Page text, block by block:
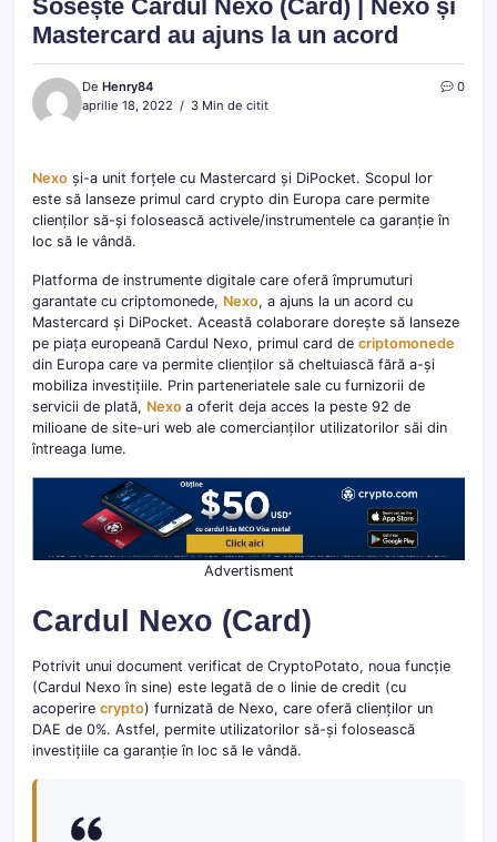
Sosește Cardul Nexo (Card) | Nexo și
Mastercard au ajuns la un acord
De Henry84
aprilie 18, 2022
3 Min de citit
0
Nexo și-a unit forțele cu Mastercard și DiPocket. Scopul lor
este să lanseze primul card crypto din Europa care permite
clienților să-și folosească activele/instrumentele ca garanție în
loc să le vândă.
Platforma de instrumente digitale care oferă împrumuturi
garantate cu criptomonede, Nexo, a ajuns la un acord cu
Mastercard și DiPocket. Această colaborare dorește să lanseze
pe piața europeană Cardul Nexo, primul card de criptomonede
din Europa care va permite clienților să cheltuiască fără a-și
mobiliza investițiile. Prin parteneriatele sale cu furnizorii de
servicii de plată, Nexo a oferit deja acces la peste 92 de
milioane de site-uri web ale comercianților utilizatorilor săi din
întreaga lume.
Advertisment
Cardul Nexo (Card)
Potrivit unui document verificat de CryptoPotato, noua funcție
(Cardul Nexo în sine) este legată de o linie de credit (cu
acoperire crypto) furnizată de Nexo, care oferă clienților un
DAE de 0%. Astfel, permite utilizatorilor să-și folosească
investițiile ca garanție în loc să le vândă.